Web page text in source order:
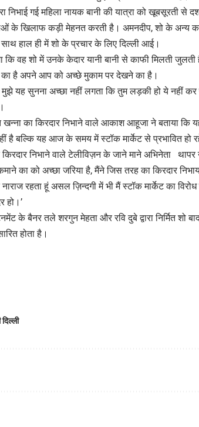
निभाई गई महिला नायक बानी की यात्रा को खूबसूरती से
के खिलाफ कड़ी मेहनत करती है। अमनदीप, शो के
हाल ही में शो के प्रचार के लिए दिल्ली आई।
कि वह शो में उनके केदार यानी बानी से काफी मिलती
का है अपने आप को अच्छे मुकाम पर देखने का है।
मुझे यह सुनना अच्छा नहीं लगता कि तुम लड़की हो ये नहीं
का किरदार निभाने वाले आकाश आहूजा ने बताया कि
है बल्कि यह आज के समय में स्टॉक मार्केट से प्रभावित
निभाने वाले टेलीविज़न के जाने माने अभिनेता थापर
का को अच्छा जरिया है, मैंने जिस तरह का किरदार
रहता हूं असल ज़िन्दगी में भी मैं स्टॉक मार्केट का
हो।’
के बैनर तले शरगुन मेहता और रवि दुबे द्वारा निर्मित शो
होता है।